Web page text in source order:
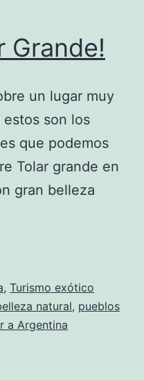
Grande!
un lugar muy
son los
que podemos
Tolar grande en
gran belleza
, Turismo exótico
natural, pueblos
a Argentina